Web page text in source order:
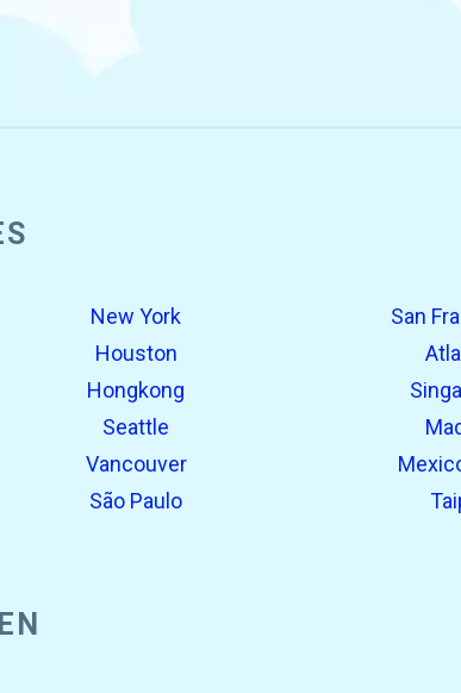
New York
San
Houston
Hongkong
Seattle
Vancouver
São Paulo